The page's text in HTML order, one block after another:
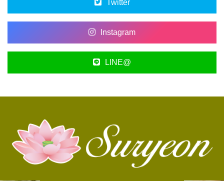
Twitter
Instagram
LINE@